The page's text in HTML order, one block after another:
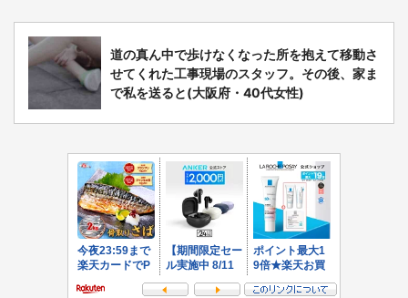
道の真ん中で歩けなくなった所を抱えて移動さ
せてくれた工事現場のスタッフ。その後、家ま
で私を送ると(大阪府・40代女性)